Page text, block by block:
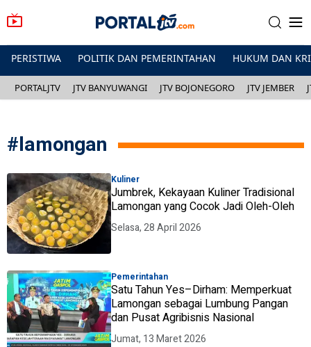
PERISTIWA POLITIK DAN PEMERINTAHAN HUKUM DAN
PORTALJTV JTV BANYUWANGI JTV BOJONEGORO JTV JEMBER
#lamongan
Kuliner
Jumbrek, Kekayaan Kuliner Tradisional
Lamongan yang Cocok Jadi Oleh-Oleh
Selasa, 28 April 2026
Pemerintahan
Satu Tahun Yes–Dirham: Memperkuat
Lamongan sebagai Lumbung Pangan
dan Pusat Agribisnis Nasional
Jumat, 13 Maret 2026